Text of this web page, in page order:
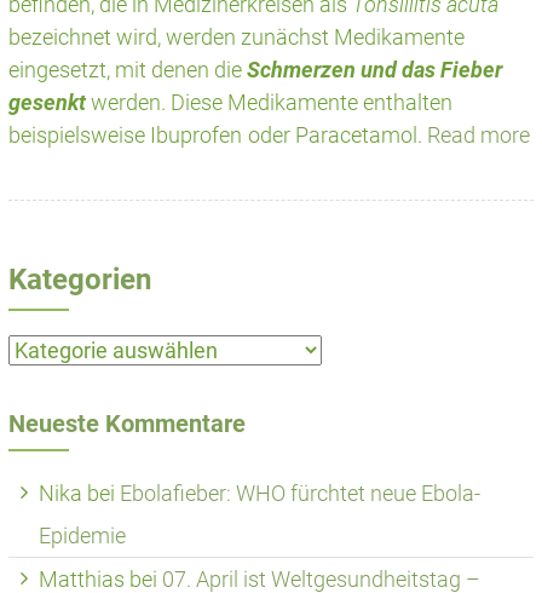
bezeichnet wird, werden zunächst Medikamente
eingesetzt, mit denen dieSchmerzen und das Fieber
gesenkt werden. Diese Medikamente enthalten
beispielsweise Ibuprofen oder Paracetamol. Read more
Kategorien
Kategorien
Neueste Kommentare
Nika bei Ebolafieber: WHO fürchtet neue Ebola-
Epidemie
Matthias bei 07. April ist Weltgesundheitstag –